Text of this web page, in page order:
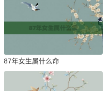
87年女生属什么命